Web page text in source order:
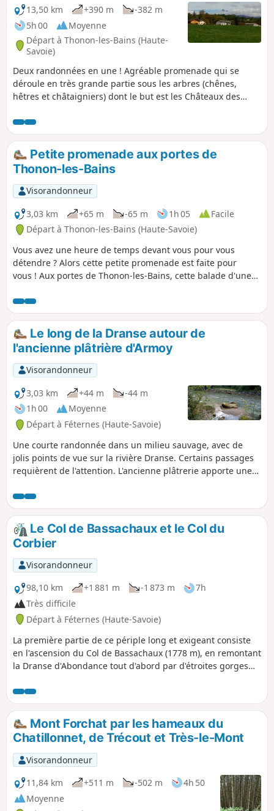
13,50 km
+390 m
-382 m
5h 00
Moyenne
Départ à Thonon-les-Bains (Haute-
Savoie)
Deux randonnées en une ! Agréable promenade qui se
déroule en très grande partie sous les arbres (chênes,
hêtres et châtaigniers) dont le but est les Châteaux des
côté et sur les Préalpes de l'autre. Si la montée vers le
château vous rebute, possibilité de couper la randonnée
sans profiter du point de vue depuis les ruines du château.
Petite promenade aux portes de
Thonon-les-Bains
Visorandonneur
3,03 km
+65 m -65 m 1h 05
Facile
Départ à Thonon-les-Bains (Haute-Savoie)
Vous avez une heure de temps devant vous pour vous
détendre ? Alors cette petite promenade est faite pour
vous ! Aux portes de Thonon-les-Bains, cette balade d'une
Courte, elle permet de s'entraîner pour des randonnées
plus longues ou de mesurer ses performances (possibilité
de faire plusieurs fois la boucle). Ce trajet qui s'effectue en
permanence dans la forêt permet d'être à l'ombre en été et
de ramasser des châtaignes en automne.
Le long de la Dranse autour de
l'ancienne plâtrière d'Armoy
Visorandonneur
3,03 km
+44 m
-44 m
1h 00
Moyenne
Départ à Féternes (Haute-Savoie)
Une courte randonnée dans un milieu sauvage, avec de
jolis points de vue sur la rivière Dranse. Certains passages
requièrent de l'attention. L'ancienne plâtrerie apporte une
Le Col de Bassachaux et le Col du
Corbier
Visorandonneur
98,10 km
+1 881 m -1 873 m
7h
Très difficile
Départ à Féternes (Haute-Savoie)
La première partie de ce périple long et exigeant consiste
en l'ascension du Col de Bassachaux (1778 m), en remontant
la Dranse d'Abondance tout d'abord par d'étroites gorges
dessus de 2000 m. Au retour, l'ascension du Col du Corbier
(1237 m) permet de passer de la vallée de la Dranse
d'Abondance à celle de la Dranse de Morzine, avec le Lac du
Jotty et les gorges du Pont du Diable.
Mont Forchat par les hameaux du
Chatillonnet, de Trécout et Très-le-Mont
Visorandonneur
11,84 km
+511 m -502 m
4h 50
Moyenne